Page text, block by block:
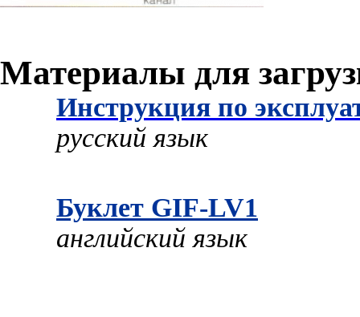
Материалы для
Инструкция по
русский язык
Буклет GIF-LV1
английский язык